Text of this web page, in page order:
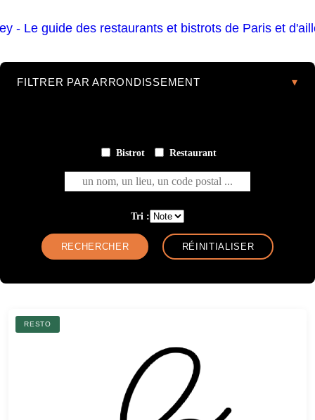
FILTRER PAR ARRONDISSEMENT
Bistrot Restaurant
un nom, un lieu, un code postal ...
Tri :
RESTO